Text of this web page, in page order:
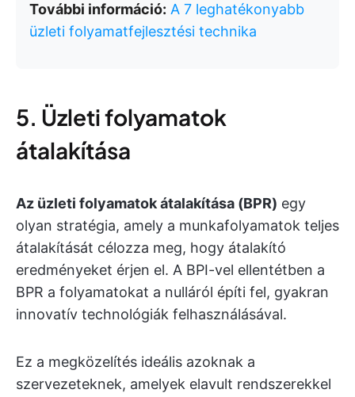
További információ: A 7 leghatékonyabb
üzleti folyamatfejlesztési technika
5. Üzleti folyamatok
átalakítása
Az üzleti folyamatok átalakítása (BPR) egy
olyan stratégia, amely a munkafolyamatok teljes
átalakítását célozza meg, hogy átalakító
eredményeket érjen el. A BPI-vel ellentétben a
BPR a folyamatokat a nulláról építi fel, gyakran
innovatív technológiák felhasználásával.
Ez a megközelítés ideális azoknak a
szervezeteknek, amelyek elavult rendszerekkel